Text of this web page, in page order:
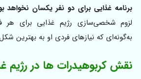
برنامه غذایی برای دو نفر یکسان نخواهد
لزوم شخصی‌سازی رژیم غذایی برای هر
به‌گونه‌ای که نیازهای فردی او به بهترین
نقش کربوهیدرات‌ ها در رژیم